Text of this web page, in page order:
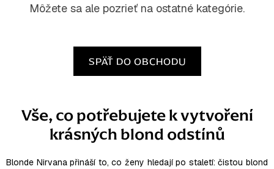
Môžete sa ale pozrieť na ostatné kategórie.
SPÄŤ DO OBCHODU
Vše, co potřebujete k vytvoření
krásných blond odstínů
Blonde Nirvana přináší to, co ženy hledají po staletí: čistou blond